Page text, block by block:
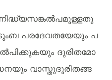
പരദേവതയേയും പ
ദുരിതമോ
വാസ്തുദുരിതങ്ങ